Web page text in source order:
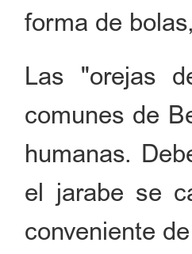
forma de
Las "orejas
comunes de
humanas.
el jarabe se
conveniente